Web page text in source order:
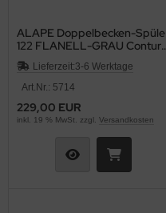
ALAPE Doppelbecken-Spüle
122 FLANELL-GRAU Contur
WEISS 92x47,5
Lieferzeit:3-6 Werktage
Art.Nr.: 5714
229,00 EUR
inkl. 19 % MwSt. zzgl. Versandkosten